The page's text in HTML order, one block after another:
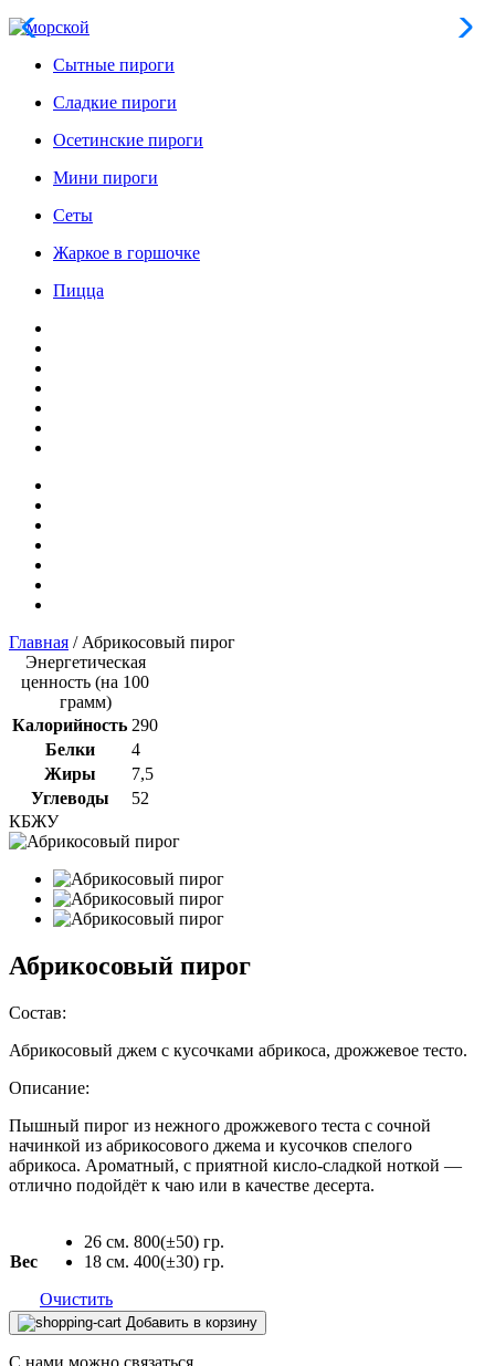
Сытные пироги
Сладкие пироги
Осетинские пироги
Мини пироги
Сеты
Жаркое в горшочке
Пицца
Главная / Абрикосовый пирог
Энергетическая
ценность (на 100
грамм)
Калорийность 290
Белки
4
Жиры
7,5
Углеводы
52
КБЖУ
Абрикосовый пирог
Состав:
Абрикосовый джем с кусочками абрикоса, дрожжевое тесто.
Описание:
Пышный пирог из нежного дрожжевого теста с сочной
начинкой из абрикосового джема и кусочков спелого
абрикоса. Ароматный, с приятной кисло-сладкой ноткой —
отлично подойдёт к чаю или в качестве десерта.
Вес
26 см. 800(±50) гр.
18 см. 400(±30) гр.
Очистить
Количество
товара
Абрикосовый
Добавить в корзину
С нами можно связаться